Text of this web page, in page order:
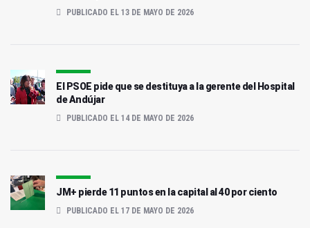
PUBLICADO EL 13 DE MAYO DE 2026
El PSOE pide que se destituya a la gerente del Hospital
de Andújar
PUBLICADO EL 14 DE MAYO DE 2026
JM+ pierde 11 puntos en la capital al 40 por ciento
PUBLICADO EL 17 DE MAYO DE 2026